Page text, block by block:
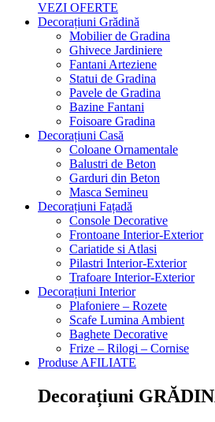
VEZI OFERTE
Decorațiuni Grădină
Mobilier de Gradina
Ghivece Jardiniere
Fantani Arteziene
Statui de Gradina
Pavele de Gradina
Bazine Fantani
Foisoare Gradina
Decorațiuni Casă
Coloane Ornamentale
Balustri de Beton
Garduri din Beton
Masca Semineu
Decorațiuni Fațadă
Console Decorative
Frontoane Interior-Exterior
Cariatide si Atlasi
Pilastri Interior-Exterior
Trafoare Interior-Exterior
Decorațiuni Interior
Plafoniere – Rozete
Scafe Lumina Ambient
Baghete Decorative
Frize – Rilogi – Cornise
Produse AFILIATE
Decorațiuni